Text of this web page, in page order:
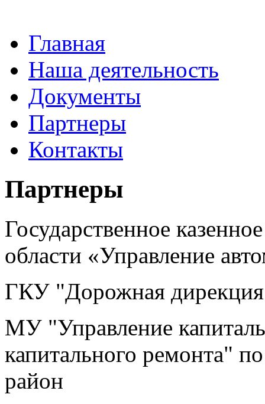
Главная
Наша деятельность
Документы
Партнеры
Контакты
Партнеры
Государственное
области «Управление
ГКУ "Дорожная
МУ "Управление
капитального ремонта"
район